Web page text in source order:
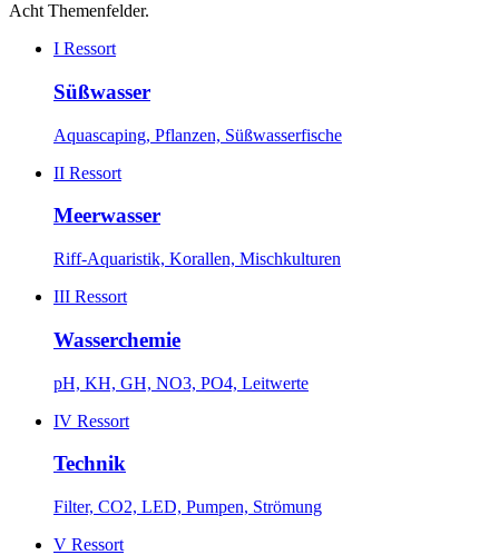
Acht Themenfelder.
I Ressort
Süßwasser
Aquascaping, Pflanzen, Süßwasserfische
II Ressort
Meerwasser
Riff-Aquaristik, Korallen, Mischkulturen
III Ressort
Wasserchemie
pH, KH, GH, NO3, PO4, Leitwerte
IV Ressort
Technik
Filter, CO2, LED, Pumpen, Strömung
V Ressort